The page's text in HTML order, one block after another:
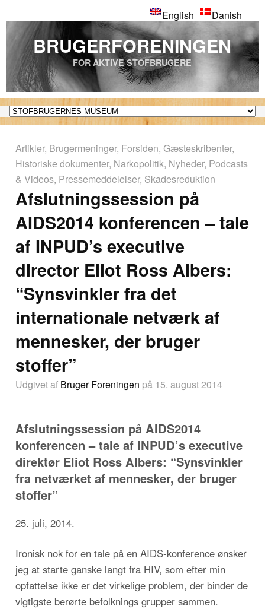
English Danish
BRUGERFORENINGEN
FOR AKTIVE STOFBRUGERE
Artikler, Brugermeninger, Forsiden, Gæsteskribenter,
Historiske dokumenter, Narkopolitik, Nyheder, Podcasts
& Videos, Pressemeddelelser, Skadesreduktion
Afslutningssession på
AIDS2014 konferencen – tale
af INPUD’s executive
director Eliot Ross Albers:
“Synsvinkler fra det
internationale netværk af
mennesker, der bruger
stoffer”
Udgivet af Bruger Foreningen på 15. august 2014
Afslutningssession på AIDS2014
konferencen – tale af INPUD’s executive
direktør Eliot Ross Albers: “Synsvinkler
fra netværket af mennesker, der bruger
stoffer”
25. juli, 2014.
Ironisk nok for en tale på en AIDS-konference ønsker
jeg at starte ganske langt fra HIV, som efter min
opfattelse ikke er det virkelige problem, der binder de
vigtigste berørte befolknings grupper sammen.